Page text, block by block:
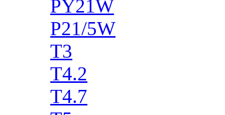
PY21W
P21/5W
T3
T4.2
T4.7